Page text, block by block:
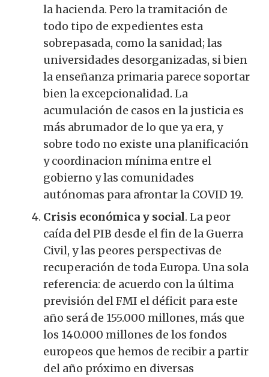
la hacienda. Pero la tramitación de
todo tipo de expedientes esta
sobrepasada, como la sanidad; las
universidades desorganizadas, si bien
la enseñanza primaria parece soportar
bien la excepcionalidad. La
acumulación de casos en la justicia es
más abrumador de lo que ya era, y
sobre todo no existe una planificación
y coordinacion mínima entre el
gobierno y las comunidades
autónomas para afrontar la COVID 19.
Crisis económica y social. La peor
caída del PIB desde el fin de la Guerra
Civil, y las peores perspectivas de
recuperación de toda Europa. Una sola
referencia: de acuerdo con la última
previsión del FMI el déficit para este
año será de 155.000 millones, más que
los 140.000 millones de los fondos
europeos que hemos de recibir a partir
del año próximo en diversas